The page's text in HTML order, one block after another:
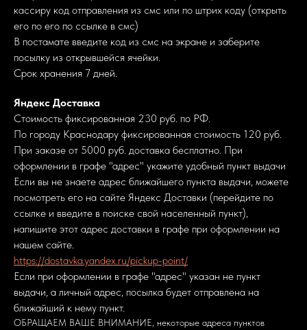
кассиру код отправления из смс или по штрих коду (открыть
его по его по ссылке в смс)
В постамате введите код из смс на экране и заберите
посылку из открывшейся ячейки.
Срок хранения 7 дней.
Яндекс Доставка
Стоимость фиксированная 230 руб. по РФ.
По городу Краснодару фиксированная стоимость 120 руб.
При заказе от 5000 руб. доставка бесплатно. При
оформлении в графе "адрес" укажите удобный пункт выдачи
Если вы не знаете адрес ближайшего пункта выдачи, можете
посмотреть его на сайте Яндекс Доставки (перейдите по
ссылке и введите в поиске свой населенный пункт),
напишите этот адрес доставки в графе при оформлении на
нашем сайте.
https://dostavka.yandex.ru/pickup-point/
Если при оформлении в графе "адрес" указан не пункт
выдачи, а личный адрес, посылка будет отправлена на
ближайший к нему пункт.
ОБРАЩАЕМ ВАШЕ ВНИМАНИЕ, некоторые адреса пунктов